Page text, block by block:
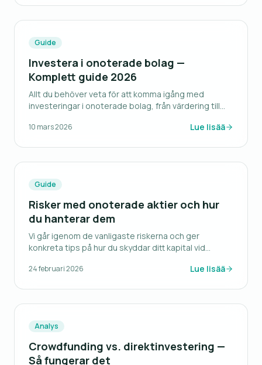
Guide
Investera i onoterade bolag —
Komplett guide 2026
Allt du behöver veta för att komma igång med
investeringar i onoterade bolag, från värdering till
10 mars 2026 Lue lisää
Guide
Risker med onoterade aktier och hur
du hanterar dem
Vi går igenom de vanligaste riskerna och ger
konkreta tips på hur du skyddar ditt kapital vid
24 februari 2026 Lue lisää
Analys
Crowdfunding vs. direktinvestering —
Så fungerar det